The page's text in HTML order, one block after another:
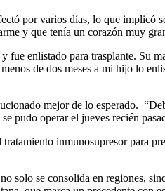
por varios días, lo que implicó
y que tenía un corazón muy
enlistado para trasplante. Su
de dos meses a mi hijo lo
mejor de lo esperado.
pudo operar el jueves recién
inmunosupresor para
se consolida en regiones,